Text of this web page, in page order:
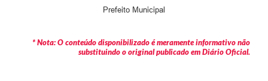
Prefeito Municipal
* Nota: O conteúdo disponibilizado é meramente informativo não
substituindo o original publicado em Diário Oficial.